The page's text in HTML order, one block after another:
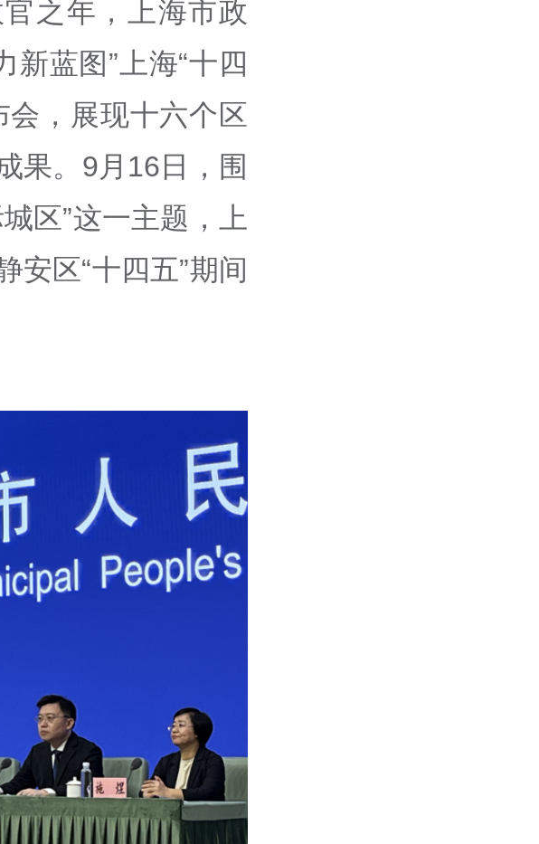
之年，上海市政
新蓝图”上海“十四
会，展现十六个区
果。9月16日，围
区”这一主题，上
安区“十四五”期间